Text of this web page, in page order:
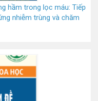
hầm trong lọc máu: Tiếp
nhiễm trùng và chăm